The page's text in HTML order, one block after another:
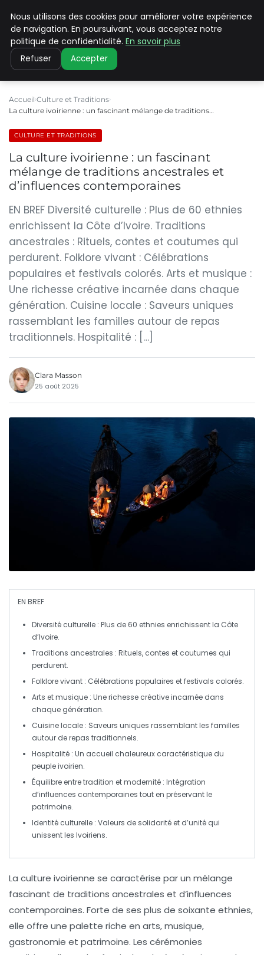
PILAT PATRIMOINES
Accueil Culture et Traditions
La culture ivoirienne : un fascinant mélange de traditions…
CULTURE ET TRADITIONS
La culture ivoirienne : un fascinant
mélange de traditions ancestrales et
d’influences contemporaines
EN BREF Diversité culturelle : Plus de 60 ethnies
enrichissent la Côte d’Ivoire. Traditions
ancestrales : Rituels, contes et coutumes qui
perdurent. Folklore vivant : Célébrations
populaires et festivals colorés. Arts et musique :
Une richesse créative incarnée dans chaque
génération. Cuisine locale : Saveurs uniques
rassemblant les familles autour de repas
traditionnels. Hospitalité : […]
Clara Masson
25 août 2025
EN BREF
Diversité culturelle : Plus de 60 ethnies enrichissent la Côte
d’Ivoire.
Traditions ancestrales : Rituels, contes et coutumes qui
perdurent.
Folklore vivant : Célébrations populaires et festivals colorés.
Arts et musique : Une richesse créative incarnée dans
chaque génération.
Cuisine locale : Saveurs uniques rassemblant les familles
autour de repas traditionnels.
Hospitalité : Un accueil chaleureux caractéristique du
peuple ivoirien.
Équilibre entre tradition et modernité : Intégration
d’influences contemporaines tout en préservant le
patrimoine.
Identité culturelle : Valeurs de solidarité et d’unité qui
unissent les Ivoiriens.
La culture ivoirienne se caractérise par un mélange
fascinant de traditions ancestrales et d’influences
contemporaines. Forte de ses plus de soixante ethnies,
elle offre une palette riche en arts,musique,
gastronomie et patrimoine. Les cérémonies
Nous utilisons des cookies pour améliorer votre expérience
de navigation. En poursuivant, vous acceptez notre
politique de confidentialité. En savoir plus
Refuser Accepter